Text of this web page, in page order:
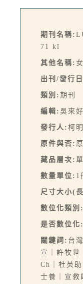
期刊名稱:
71 kî
其他名稱:
出刊/發行
類別: 期刊
編輯: 吳來好
發行人: 柯
原件與否:
藏品層次:
數量單位: 1
尺寸大小(
數位化類別:
是否數位化:
關鍵詞: 台
宣｜許牧世
Ch｜杜英
士養｜宣教